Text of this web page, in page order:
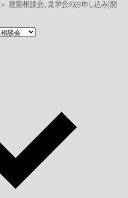
> 建築相談会、見学会のお申し込み[関